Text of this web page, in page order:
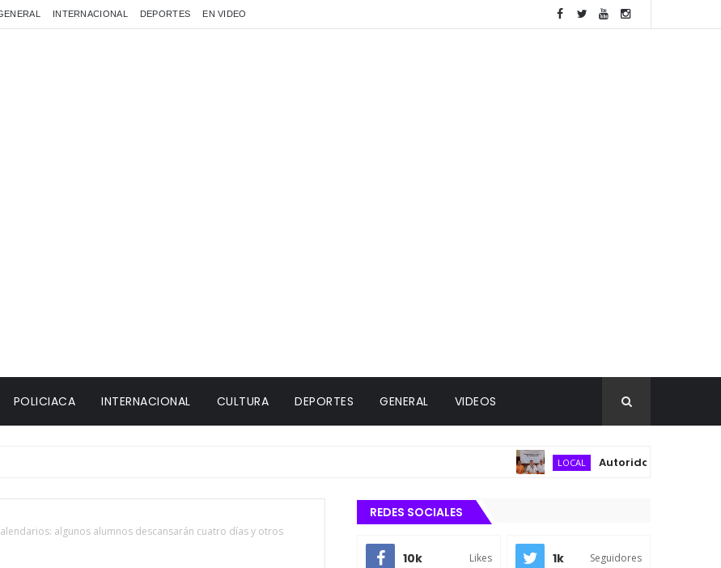
INTERNACIONAL DEPORTES EN VIDEO
POLICIACA INTERNACIONAL CULTURA DEPORTES GENERAL VIDEOS
LOCAL Autoridades municipales y
algunos alumnos descansarán cuatro días y otros
REDES SOCIALES
10k Likes 1k Seguidores